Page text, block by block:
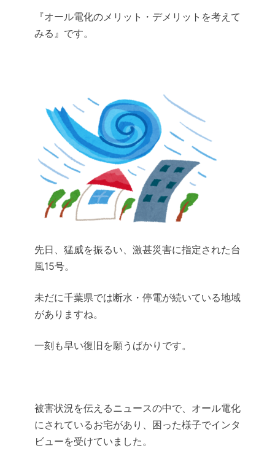
『オール電化のメリット・デメリットを考えて
みる』です。
先日、猛威を振るい、激甚災害に指定された台
風15号。
未だに千葉県では断水・停電が続いている地域
がありますね。
一刻も早い復旧を願うばかりです。
被害状況を伝えるニュースの中で、オール電化
にされているお宅があり、困った様子でインタ
ビューを受けていました。